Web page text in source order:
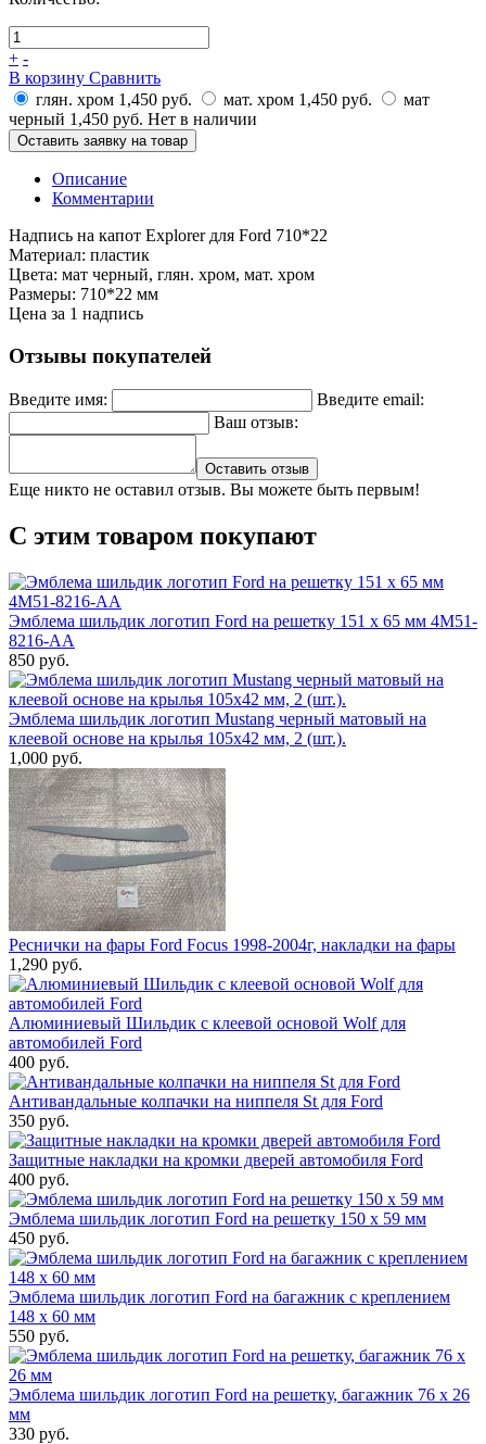
+ -
В корзину Сравнить
глян. хром 1,450 руб. мат. хром 1,450 руб.
мат
черный 1,450 руб. Нет в наличии
Оставить заявку на товар
Описание
Комментарии
Надпись на капот Explorer для Ford 710*22
Материал: пластик
Цвета: мат черный, глян. хром, мат. хром
Размеры: 710*22 мм
Цена за 1 надпись
Отзывы покупателей
Введите имя:
Введите email:
Ваш отзыв:
Оставить отзыв
Еще никто не оставил отзыв. Вы можете быть первым!
С этим товаром покупают
Эмблема шильдик логотип Ford на решетку 151 х 65 мм 4M51-
8216-AA
850 руб.
Эмблема шильдик логотип Mustang черный матовый на
клеевой основе на крылья 105x42 мм, 2 (шт.).
1,000 руб.
Реснички на фары Ford Focus 1998-2004г, накладки на фары
1,290 руб.
Алюминиевый Шильдик с клеевой основой Wolf для
автомобилей Ford
400 руб.
Антивандальные колпачки на ниппеля St для Ford
350 руб.
Защитные накладки на кромки дверей автомобиля Ford
400 руб.
Эмблема шильдик логотип Ford на решетку 150 х 59 мм
450 руб.
Эмблема шильдик логотип Ford на багажник с креплением
148 х 60 мм
550 руб.
Эмблема шильдик логотип Ford на решетку, багажник 76 х 26
мм
330 руб.